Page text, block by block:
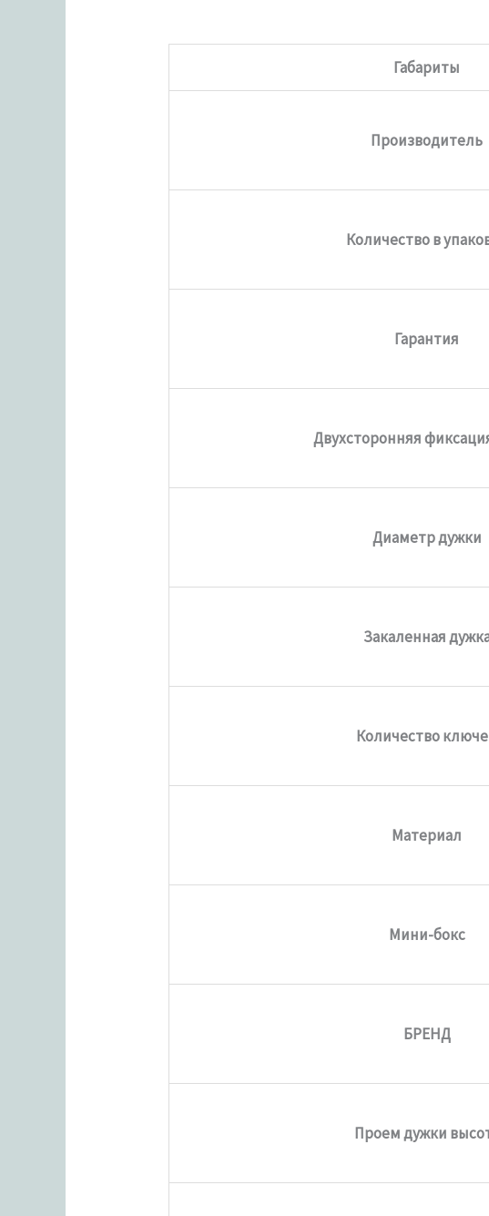
Габариты
Производитель
Количество в
Гарантия
Двухсторонняя
Диаметр дужки
Закаленная
Количество
Материал
Мини-бокс
БРЕНД
Проем дужки